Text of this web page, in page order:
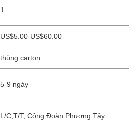
1
US$5.00-US$60.00
thùng carton
5-9 ngày
L/C,T/T, Công Đoàn Phương Tây